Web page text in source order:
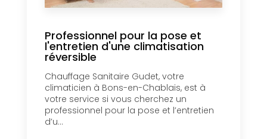
Professionnel pour la pose et
l'entretien d'une climatisation
réversible
Chauffage Sanitaire Gudet, votre
climaticien à Bons-en-Chablais, est à
votre service si vous cherchez un
professionnel pour la pose et l’entretien
d’u...